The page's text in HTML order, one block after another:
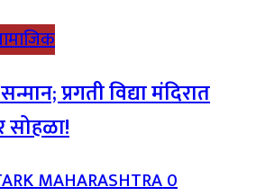
प्रगती विद्या मंदिरात
सोहळा!
MAHARASHTRA0